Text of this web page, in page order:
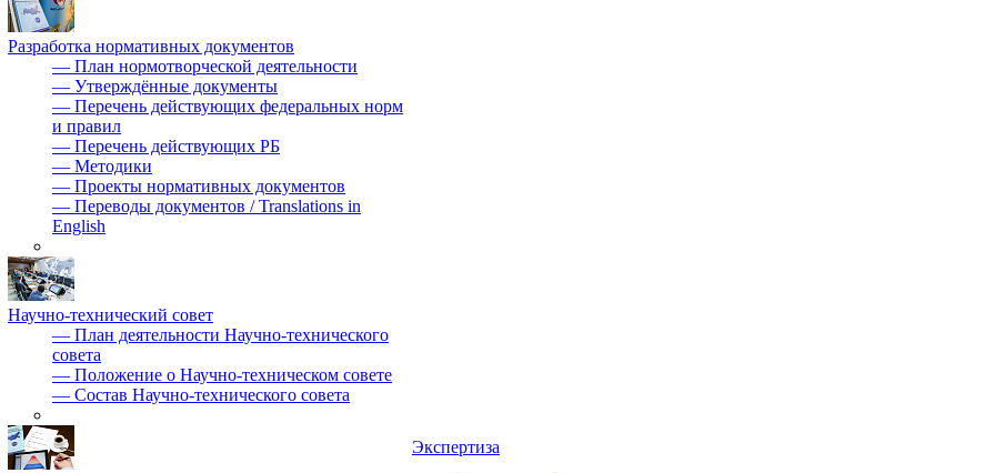
Разработка нормативных документов
— План нормотворческой деятельности
— Утверждённые документы
— Перечень действующих федеральных норм
и правил
— Перечень действующих РБ
— Методики
— Проекты нормативных документов
— Переводы документов / Translations in
English
Научно-технический совет
— План деятельности Научно-технического
совета
— Положение о Научно-техническом совете
— Состав Научно-технического совета
Экспертиза